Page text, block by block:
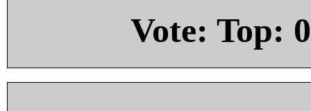
Vote: Top: 0